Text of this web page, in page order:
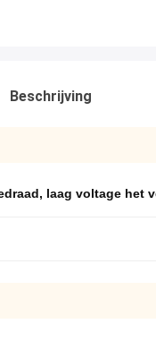
Beschrijving
, laag voltage het